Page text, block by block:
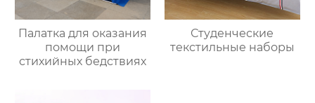
Палатка для оказания
помощи при
стихийных бедствиях
Студенческие
текстильные наборы